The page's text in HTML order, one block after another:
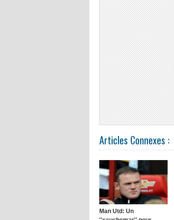
Articles Connexes :
Man Utd: Un